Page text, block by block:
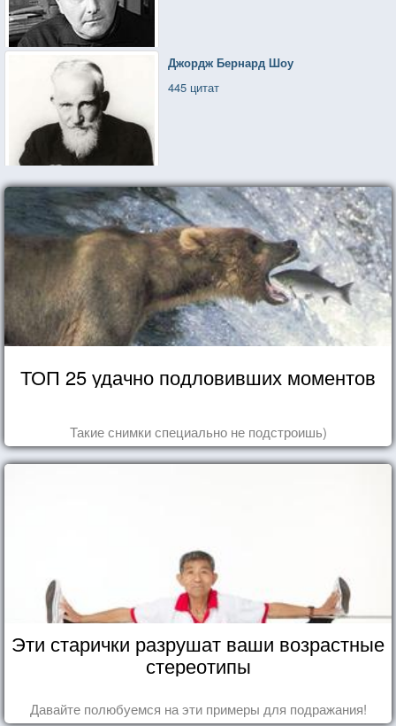
Джордж Бернард Шоу
445 цитат
ТОП 25 удачно подловивших моментов
Такие снимки специально не подстроишь)
Эти старички разрушат ваши возрастные
стереотипы
Давайте полюбуемся на эти примеры для подражания!